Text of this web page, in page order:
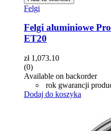
Felgi
Felgi aluminiowe
ET20
zł1,073.10
(0)
Available on backorder
rok gwarancji
Dodaj do koszyka